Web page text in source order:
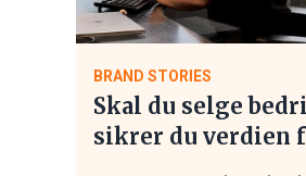
BRAND STORIES
Skal du selge
sikrer du verdien